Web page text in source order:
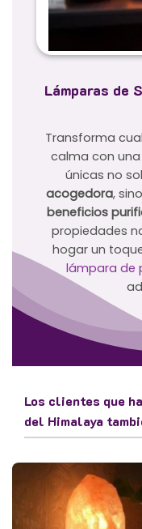
Lámparas de
Transforma
calma con una
únicas no
acogedora,
beneficios
propiedades
hogar un
lámpara de
Los clientes que
del Himalaya